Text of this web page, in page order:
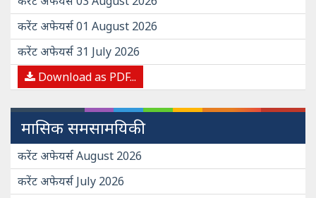
करेंट अफेयर्स 01 August 2026
करेंट अफेयर्स 31 July 2026
Download as PDF...
मासिक समसामयिकी
करेंट अफेयर्स August 2026
करेंट अफेयर्स July 2026